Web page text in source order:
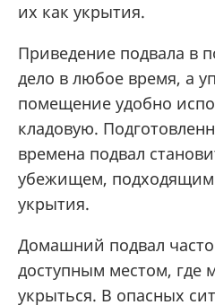
их как укрытия.
Приведение подвала в
дело в любое время, а
помещение удобно
кладовую.
времена подвал
убежищем, подходящим
укрытия.
Домашний подвал
доступным местом, где
укрыться. В опасных